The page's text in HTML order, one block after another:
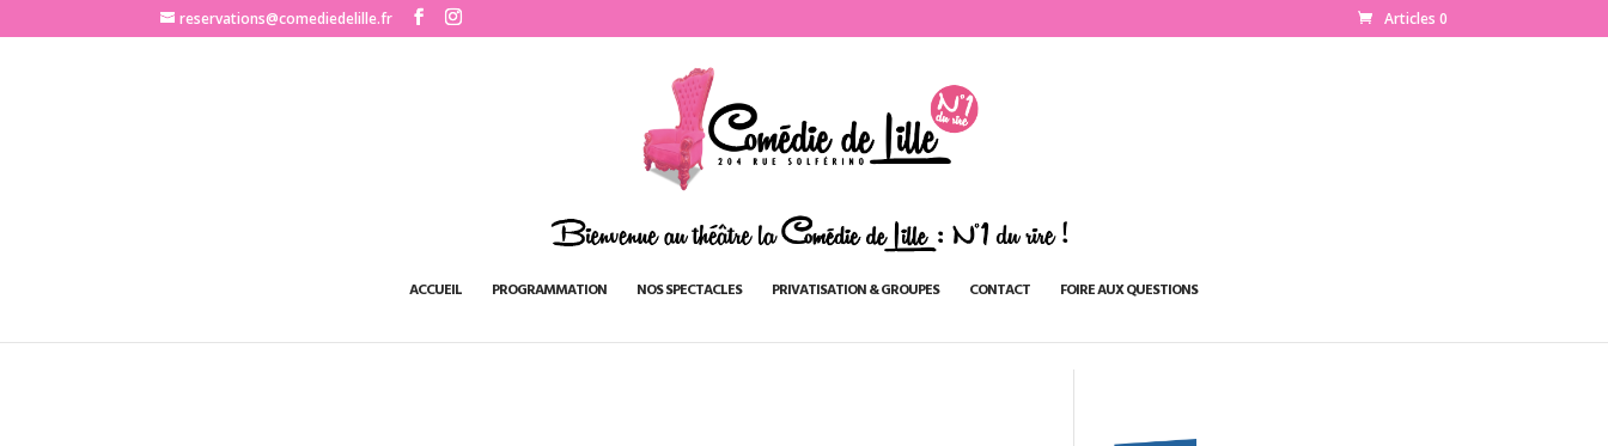
http://www.comediedelille.frreservations@comediedelille.fr Articles 0
ACCUEIL PROGRAMMATION NOS SPECTACLES PRIVATISATION & GROUPES CONTACT FOIRE AUX QUESTIONS